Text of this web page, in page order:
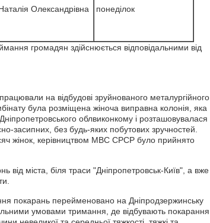
Олександрівна понеділок
громадян здійснюється відповідальними від
на відбудові зруйнованого металургійного
була розміщена жіноча виправна колонія, яка
облвиконкому і розташовувалася
засипних, без будь-яких побутових зручностей.
жінок, керівництвом МВС СРСР було прийнято
міста, біля траси "Дніпропетровськ-Київ", а вже
покарань перейменовано на Дніпродзержинську
умовами тримання, де відбувають покарання